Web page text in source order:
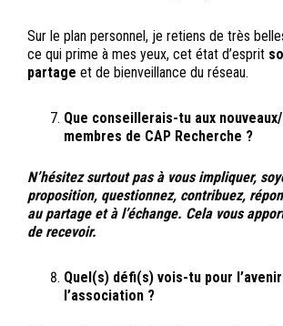
Sur le plan personnel, je retiens de très
ce qui prime à mes yeux, cet état d’esprit
partage et de bienveillance du réseau.
Que conseillerais-tu aux
membres de CAP Recherche ?
N’hésitez surtout pas à vous impliquer,
proposition, questionnez, contribuez,
au partage et à l’échange. Cela vous
de recevoir.
Quel(s) défi(s) vois-tu pour
l’association ?